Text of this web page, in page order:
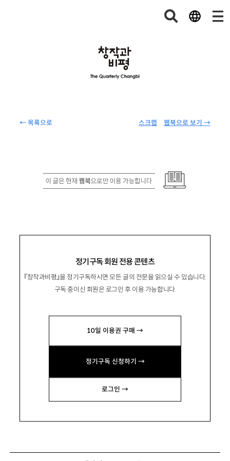
← 목록으로 웹북으로 보기 →
스크랩
정기구독 회원 전용 콘텐츠
『창작과비평』을 정기구독하시면 모든 글의 전문을 읽으실 수 있습니다.
구독 중이신 회원은 로그인 후 이용 가능합니다.
10일 이용권 구매 →
정기구독 신청하기 →
로그인 →